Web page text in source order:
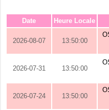
Date Heure Locale
2026-08-07 13:50:00
2026-07-31 13:50:00
2026-07-24 13:50:00